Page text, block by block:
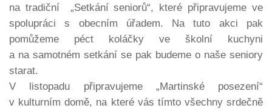
na tradiční „Setkání seniorů“, které připravujeme ve
spolupráci s obecním úřadem. Na tuto akci pak
pomůžeme péct koláčky ve školní kuchyni
a na samotném setkání se pak budeme o naše seniory
starat.
V listopadu připravujeme „Martinské posezení“
v kulturním domě, na které vás tímto všechny srdečně